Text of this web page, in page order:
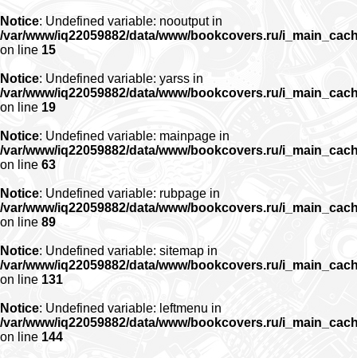
Notice: Undefined variable: nooutput in
/var/www/iq22059882/data/www/bookcovers.ru/
on line 15
Notice: Undefined variable: yarss in
/var/www/iq22059882/data/www/bookcovers.ru/
on line 19
Notice: Undefined variable: mainpage in
/var/www/iq22059882/data/www/bookcovers.ru/
on line 63
Notice: Undefined variable: rubpage in
/var/www/iq22059882/data/www/bookcovers.ru/
on line 89
Notice: Undefined variable: sitemap in
/var/www/iq22059882/data/www/bookcovers.ru/
on line 131
Notice: Undefined variable: leftmenu in
/var/www/iq22059882/data/www/bookcovers.ru/
on line 144